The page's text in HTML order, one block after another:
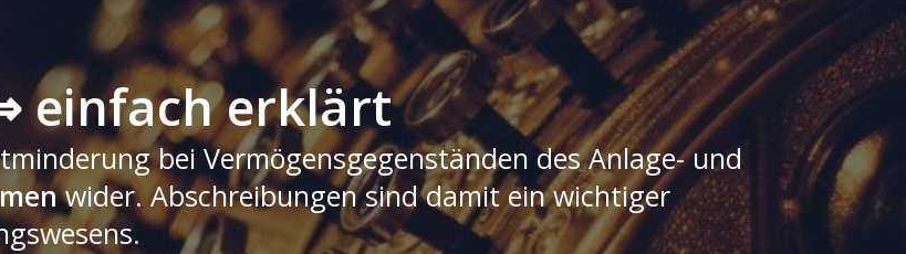
einfach erklärt
bei Vermögensgegenständen des Anlage- und
wider. Abschreibungen sind damit ein wichtiger